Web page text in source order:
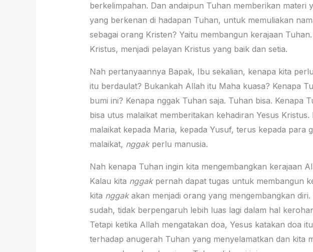
berkelimpahan. Dan andaipun Tuhan memberikan
yang berkenan di hadapan Tuhan, untuk memuliakan
sebagai orang Kristen? Yaitu membangun kerajaan
Kristus, menjadi pelayan Kristus yang baik dan setia.
Nah pertanyaannya Bapak, Ibu sekalian, kenapa kita
itu berdaulat? Bukankah Allah itu Maha kuasa? Kenapa
bumi ini? Kenapa nggak Tuhan saja. Tuhan bisa. Kenapa
bisa utus malaikat memberitakan kehadiran Yesus
malaikat kepada Maria, kepada Yusuf, terus kepada para
malaikat, nggakperlu manusia.
Nah kenapa Tuhan ingin kita mengembangkan kerajaan
Kalau kita nggakpernah dapat tugas untuk membangun
kita nggakakan menjadi orang yang mengembangkan
sudah, tidak berpengaruh lebih luas lagi dalam hal
Tetapi ketika Allah mengatakan doa, Yesus katakan doa
terhadap anugerah Tuhan yang menyelamatkan dan kita